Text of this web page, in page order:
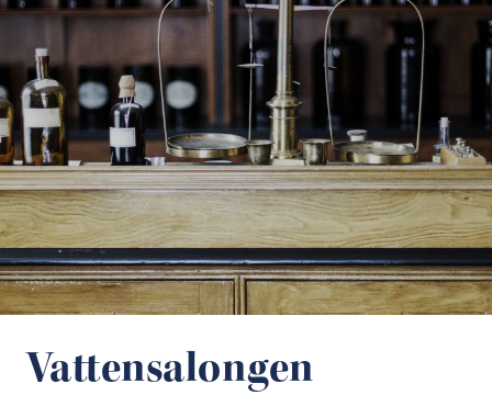
Vattensalongen